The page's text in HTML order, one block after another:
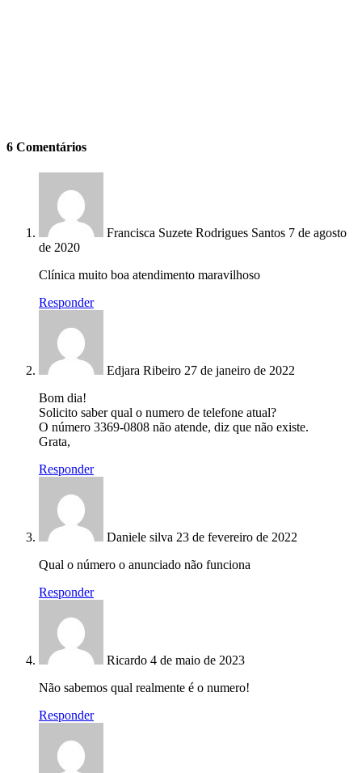
6 Comentários
Francisca Suzete Rodrigues Santos 7 de agosto
de 2020
Clínica muito boa atendimento maravilhoso
Responder
Edjara Ribeiro 27 de janeiro de 2022
Bom dia!
Solicito saber qual o numero de telefone atual?
O número 3369-0808 não atende, diz que não existe.
Grata,
Responder
Daniele silva 23 de fevereiro de 2022
Qual o número o anunciado não funciona
Responder
Ricardo 4 de maio de 2023
Não sabemos qual realmente é o numero!
Responder